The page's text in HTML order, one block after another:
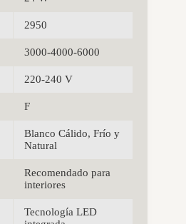
2950
3000-4000-6000
220-240 V
F
Blanco Cálido, Frío y
Natural
Recomendado para
interiores
Tecnología LED